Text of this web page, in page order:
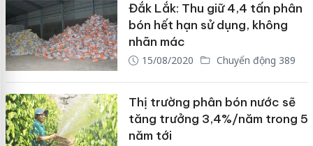
Đắk Lắk: Thu giữ 4,4 tấn phân
bón hết hạn sử dụng, không
nhãn mác
15/08/2020 Chuyển động 389
Thị trường phân bón nước sẽ
tăng trưởng 3,4%/năm trong 5
năm tới